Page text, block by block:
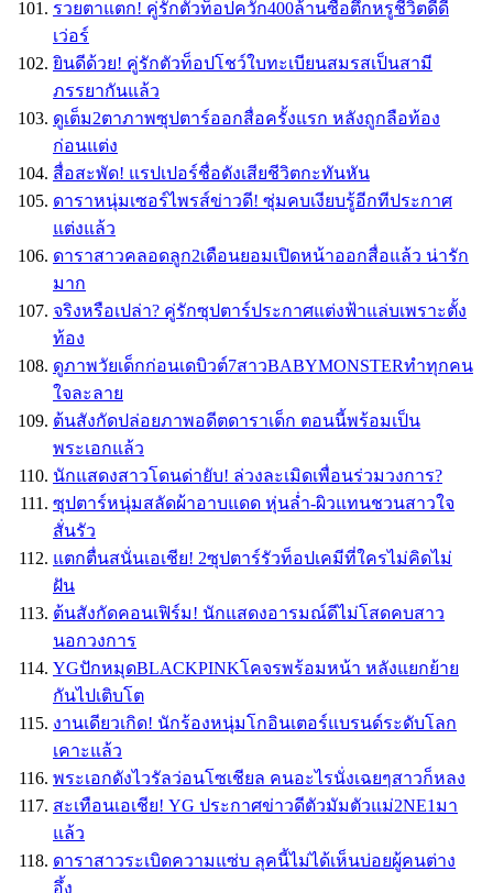
รวยตาแตก! คู่รักตัวท็อปควัก400ล้านซื้อตึกหรูชีวิตดี๊ดี
เว่อร์
ยินดีด้วย! คู่รักตัวท็อปโชว์ใบทะเบียนสมรสเป็นสามี
ภรรยากันแล้ว
ดูเต็ม2ตาภาพซุปตาร์ออกสื่อครั้งแรก หลังถูกลือท้อง
ก่อนแต่ง
สื่อสะพัด! แรปเปอร์ชื่อดังเสียชีวิตกะทันหัน
ดาราหนุ่มเซอร์ไพรส์ข่าวดี! ซุ่มคบเงียบรู้อีกทีประกาศ
แต่งแล้ว
ดาราสาวคลอดลูก2เดือนยอมเปิดหน้าออกสื่อแล้ว น่ารัก
มาก
จริงหรือเปล่า? คู่รักซุปตาร์ประกาศแต่งฟ้าแล่บเพราะตั้ง
ท้อง
ดูภาพวัยเด็กก่อนเดบิวต์7สาวBABYMONSTERทำทุกคน
ใจละลาย
ต้นสังกัดปล่อยภาพอดีตดาราเด็ก ตอนนี้พร้อมเป็น
พระเอกแล้ว
นักแสดงสาวโดนด่ายับ! ล่วงละเมิดเพื่อนร่วมวงการ?
ซุปตาร์หนุ่มสลัดผ้าอาบแดด หุ่นล่ำ-ผิวแทนชวนสาวใจ
สั่นรัว
แตกตื่นสนั่นเอเชีย! 2ซุปตาร์รัวท็อปเคมีที่ใครไม่คิดไม่
ฝัน
ต้นสังกัดคอนเฟิร์ม! นักแสดงอารมณ์ดีไม่โสดคบสาว
นอกวงการ
YGปักหมุดBLACKPINKโคจรพร้อมหน้า หลังแยกย้าย
กันไปเติบโต
งานเดียวเกิด! นักร้องหนุ่มโกอินเตอร์แบรนด์ระดับโลก
เคาะแล้ว
พระเอกดังไวรัลว่อนโซเชียล คนอะไรนั่งเฉยๆสาวก็หลง
สะเทือนเอเชีย! YG ประกาศข่าวดีตัวมัมตัวแม่2NE1มา
แล้ว
ดาราสาวระเบิดความแซ่บ ลุคนี้ไม่ได้เห็นบ่อยผู้คนต่าง
อึ้ง